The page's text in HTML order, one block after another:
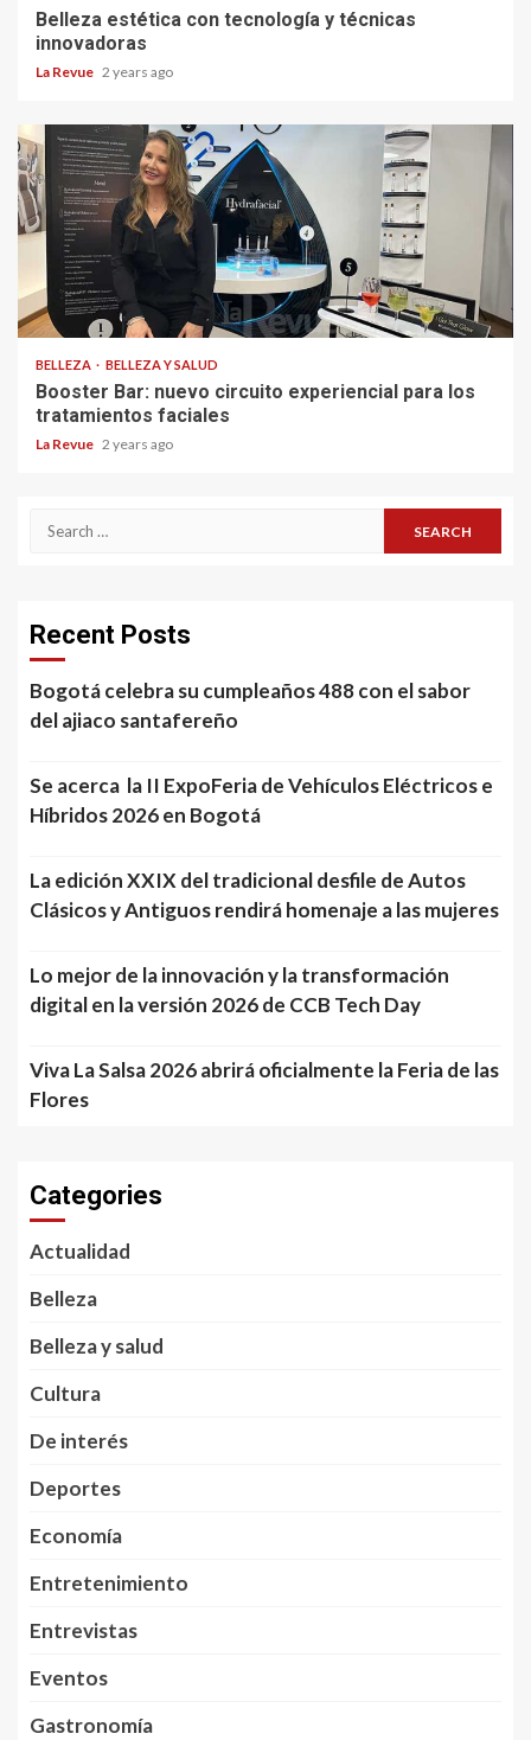
Belleza estética con tecnología y técnicas
innovadoras
La Revue 2 years ago
BELLEZA BELLEZA Y SALUD
Booster Bar: nuevo circuito experiencial para los
tratamientos faciales
La Revue 2 years ago
Search
Recent Posts
Bogotá celebra su cumpleaños 488 con el sabor
del ajiaco santafereño
Se acerca la II ExpoFeria de Vehículos Eléctricos e
Híbridos 2026 en Bogotá
La edición XXIX del tradicional desfile de Autos
Clásicos y Antiguos rendirá homenaje a las mujeres
Lo mejor de la innovación y la transformación
digital en la versión 2026 de CCB Tech Day
Viva La Salsa 2026 abrirá oficialmente la Feria de las
Flores
Categories
Actualidad
Belleza
Belleza y salud
Cultura
De interés
Deportes
Economía
Entretenimiento
Entrevistas
Eventos
Gastronomía